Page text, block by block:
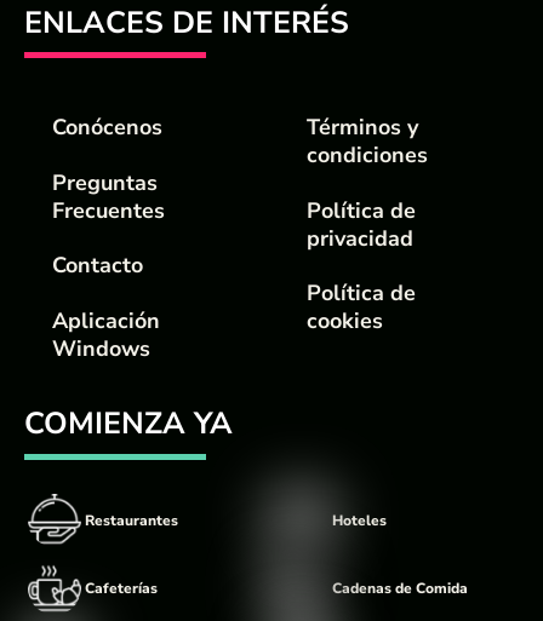
ENLACES DE INTERÉS
Conócenos
Preguntas
Frecuentes
Contacto
Aplicación
Windows
Términos y
condiciones
Política de
privacidad
Política de
cookies
COMIENZA YA
Restaurantes
Cafeterías
Hoteles
Cadenas de Comida